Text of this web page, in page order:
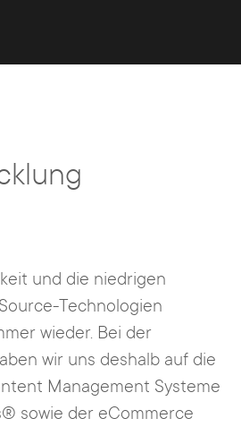
und die niedrigen
Technologien
wieder. Bei der
wir uns deshalb auf die
Management Systeme
sowie der eCommerce